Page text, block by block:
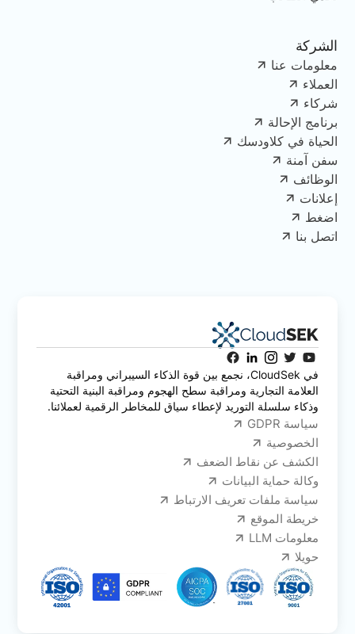
الشركة
معلومات عنا
العملاء
شركاء
برنامج الإحالة
الحياة في كلاودسك
سفن آمنة
الوظائف
إعلانات
اضغط
اتصل بنا
في CloudSek، نجمع بين قوة الذكاء السيبراني ومراقبة
العلامة التجارية ومراقبة سطح الهجوم ومراقبة البنية التحتية
وذكاء سلسلة التوريد لإعطاء سياق للمخاطر الرقمية لعملائنا.
سياسة GDPR
الخصوصية
الكشف عن نقاط الضعف
وكالة حماية البيانات
سياسة ملفات تعريف الارتباط
خريطة الموقع
معلومات LLM
حويلا